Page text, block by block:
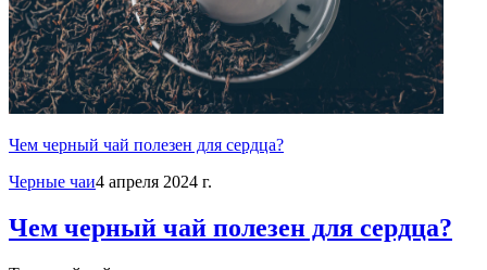
Чем черный чай полезен для сердца?
Черные чаи4 апреля 2024 г.
Чем черный чай полезен для сердца?